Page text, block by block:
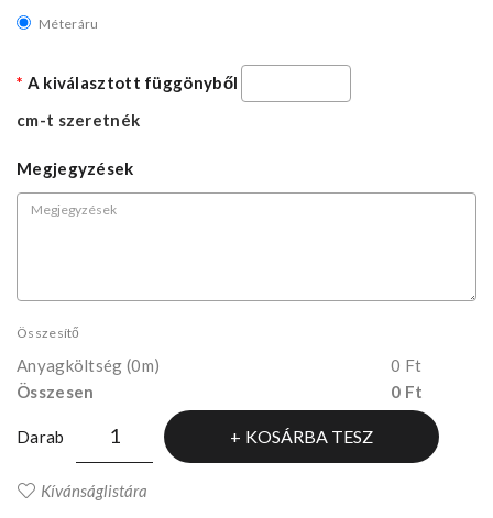
Méteráru
A kiválasztott függönyből
cm-t szeretnék
Megjegyzések
Összesítő
Anyagköltség (0m)
0 Ft
Összesen
0 Ft
Darab KOSÁRBA TESZ
Kívánságlistára